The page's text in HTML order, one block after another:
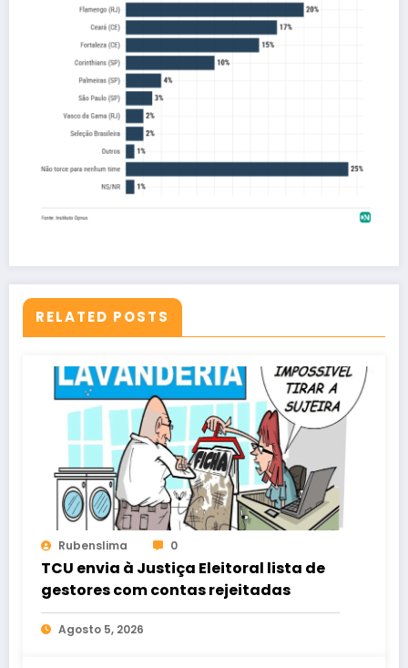
RELATED POSTS
Rubenslima 0
TCU envia à Justiça Eleitoral lista de
gestores com contas rejeitadas
Agosto 5, 2026